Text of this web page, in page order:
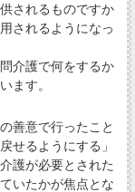
されるものですか
されるようになっ
介護で何をするか
ます。
善意で行ったこと
せるようにする」
護が必要とされた
いたかが焦点とな